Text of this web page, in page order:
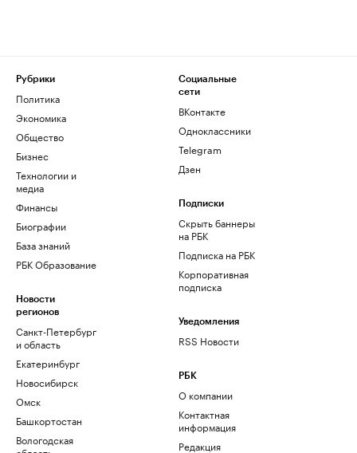
Рубрики
Политика
Экономика
Общество
Бизнес
Технологии и
медиа
Финансы
Биографии
База знаний
РБК Образование
Новости
регионов
Санкт-Петербург
и область
Екатеринбург
Новосибирск
Омск
Башкортостан
Вологодская
Социальные
сети
ВКонтакте
Одноклассники
Telegram
Дзен
Подписки
Скрыть баннеры
на РБК
Подписка на РБК
Корпоративная
подписка
Уведомления
RSS Новости
РБК
О компании
Контактная
информация
Редакция